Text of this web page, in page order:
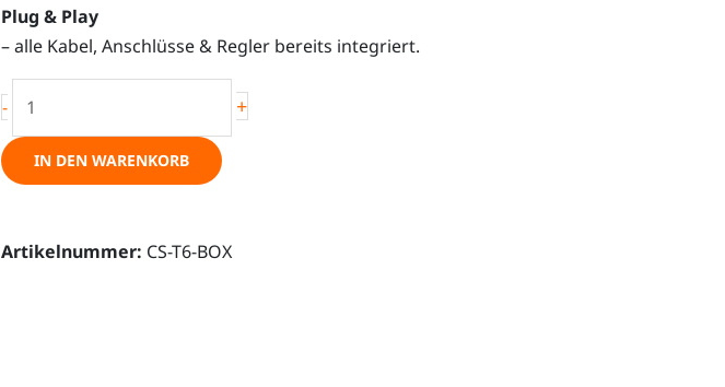
Plug & Play
– alle Kabel, Anschlüsse & Regler bereits integriert.
-
Station,
VW
T6-
All
+
IN DEN WARENKORB
Artikelnummer: CS-T6-BOX